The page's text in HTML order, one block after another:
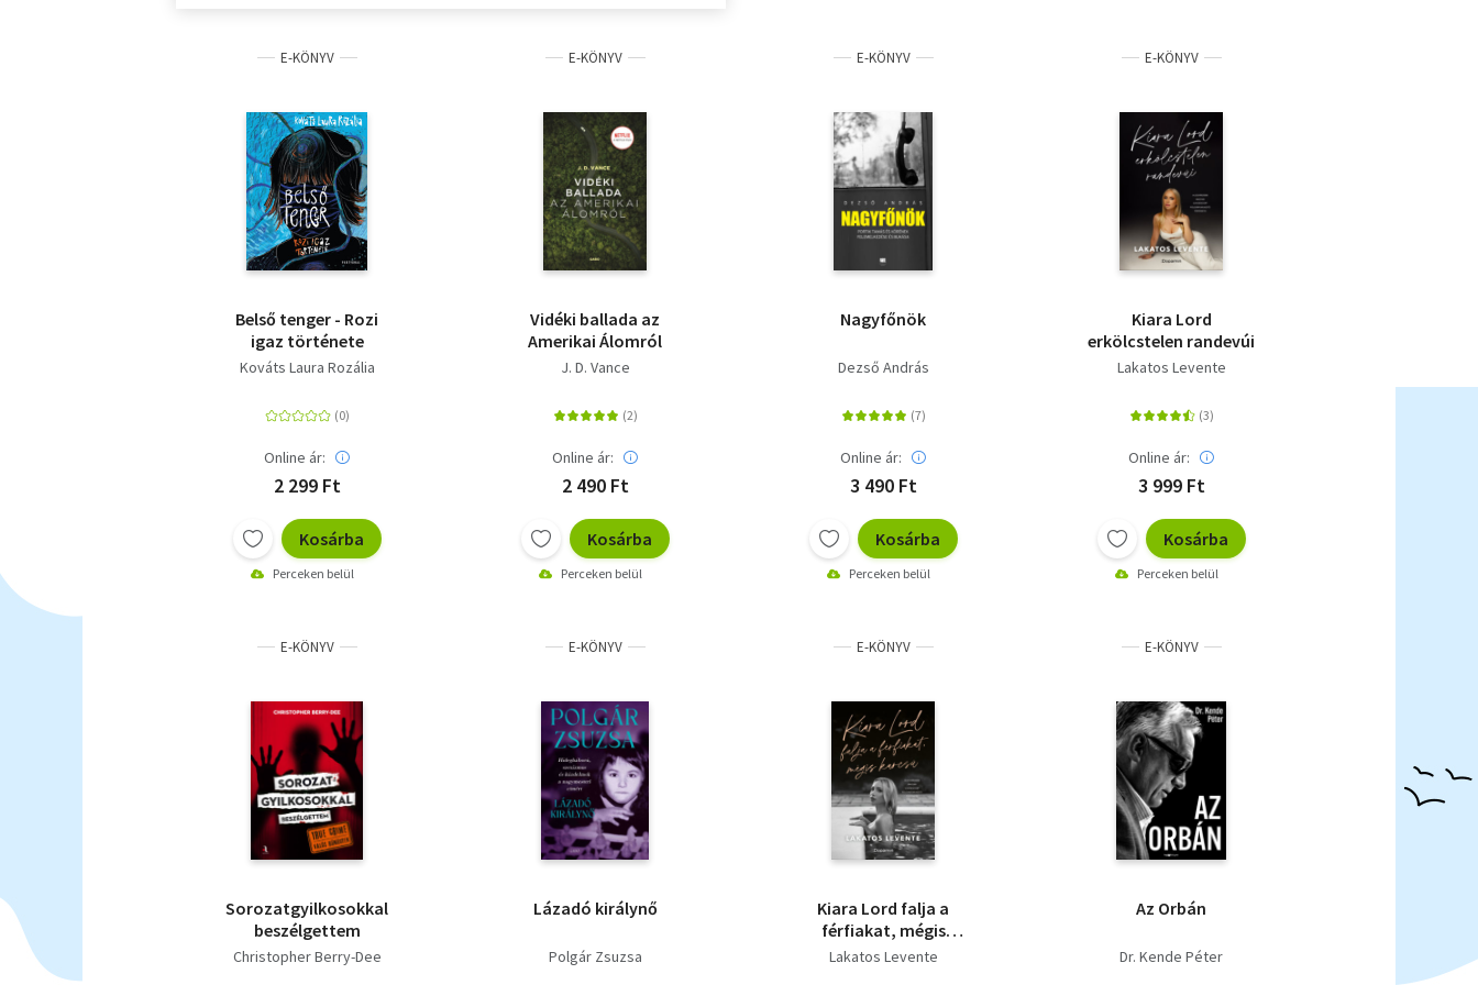
E-KÖNYV
Belső tenger - Rozi
igaz története
Kováts Laura Rozália
Online ár:
2 299 Ft
Kosárba
Perceken belül
E-KÖNYV
Vidéki ballada az
Amerikai Álomról
J. D. Vance
Online ár:
2 490 Ft
Kosárba
Perceken belül
E-KÖNYV
Nagyfőnök
Dezső András
Online ár:
3 490 Ft
Kosárba
Perceken belül
E-KÖNYV
Kiara Lord
erkölcstelen randevúi
Lakatos Levente
Online ár:
3 999 Ft
Kosárba
Perceken belül
E-KÖNYV
Sorozatgyilkosokkal
beszélgettem
Christopher Berry-Dee
E-KÖNYV
Lázadó királynő
Polgár Zsuzsa
E-KÖNYV
Kiara Lord falja a
férfiakat, mégis
karcsú
Lakatos Levente
E-KÖNYV
Az Orbán
Dr. Kende Péter